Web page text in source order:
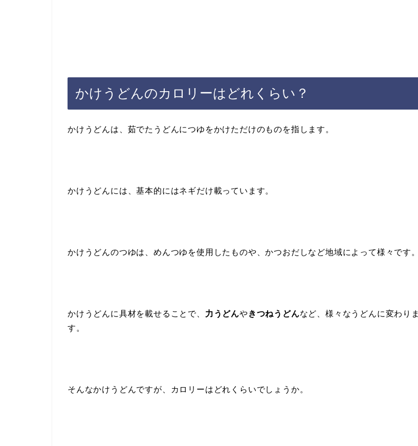
かけうどんのカロリーはどれくらい？
かけうどんは、茹でたうどんにつゆをかけただけのものを指します。
かけうどんには、基本的にはネギだけ載っています。
かけうどんのつゆは、めんつゆを使用したものや、かつおだしなど地域によって様々です。
かけうどんに具材を載せることで、 力うどんやきつねうどんなど、様々なうどんに変わりま
す。
そんなかけうどんですが、カロリーはどれくらいでしょうか。